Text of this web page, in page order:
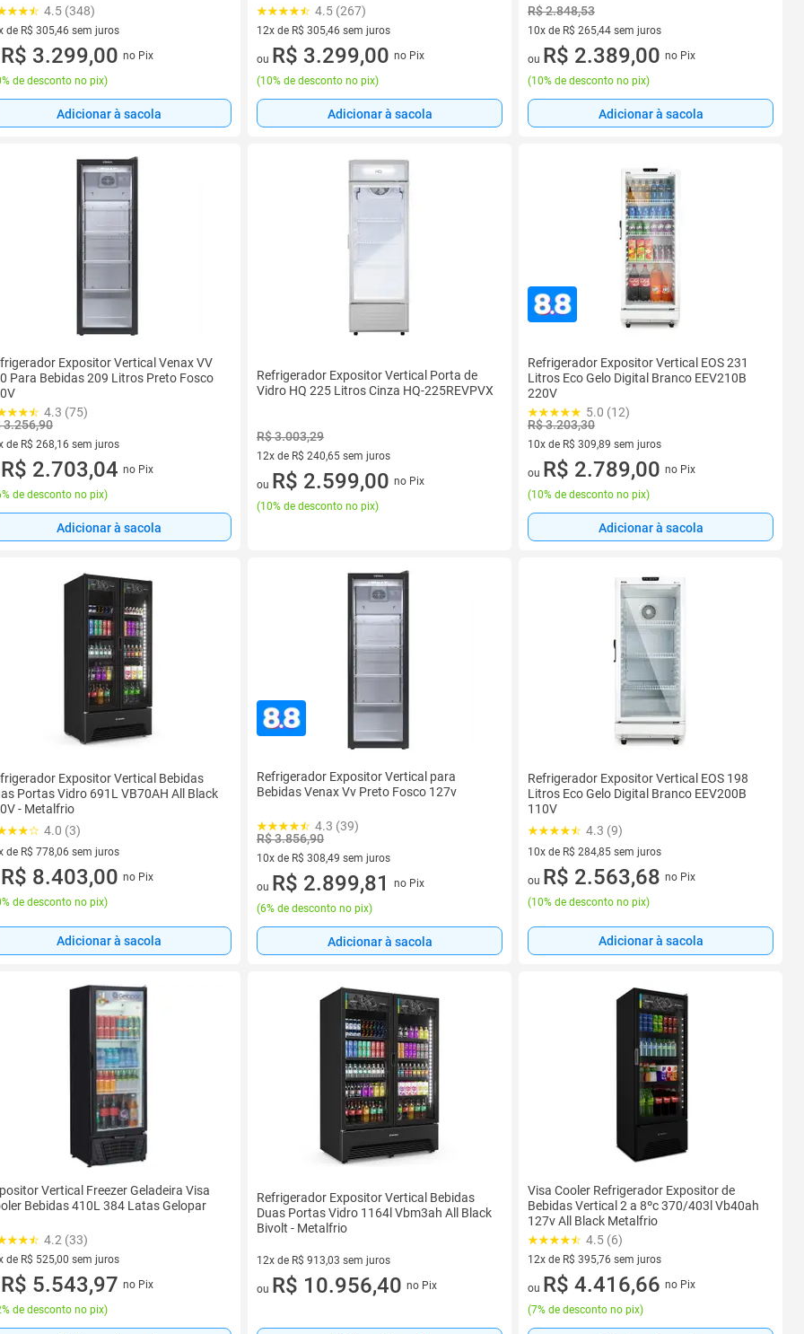
4.5 (348)
de R$ 305,46 sem juros
vez de R$ 305,46 sem juros
R$ 3.299,00 no Pix
de desconto no pix)
Adicionar à sacola
4.5 (267)
12x de R$ 305,46 sem juros
12 vez de R$ 305,46 sem juros
ou R$ 3.299,00 no Pix
(10% de desconto no pix)
Adicionar à sacola
R$ 2.848,53
10x de R$ 265,44 sem juros
10 vez de R$ 265,44 sem juros
ou R$ 2.389,00 no Pix
(10% de desconto no pix)
Adicionar à sacola
Expositor Vertical Venax VV
Para Bebidas 209 Litros Preto Fosco
4.3 (75)
3.256,90
de R$ 268,16 sem juros
vez de R$ 268,16 sem juros
R$ 2.703,04 no Pix
de desconto no pix)
Adicionar à sacola
Refrigerador Expositor Vertical Porta de
Vidro HQ 225 Litros Cinza HQ-225REVPVX
R$ 3.003,29
12x de R$ 240,65 sem juros
12 vez de R$ 240,65 sem juros
ou R$ 2.599,00 no Pix
(10% de desconto no pix)
Refrigerador Expositor Vertical EOS 231
Litros Eco Gelo Digital Branco EEV210B
220V
5.0 (12)
R$ 3.203,30
10x de R$ 309,89 sem juros
10 vez de R$ 309,89 sem juros
ou R$ 2.789,00 no Pix
(10% de desconto no pix)
Adicionar à sacola
Expositor Vertical Bebidas
Portas Vidro 691L VB70AH All Black
- Metalfrio
4.0 (3)
de R$ 778,06 sem juros
vez de R$ 778,06 sem juros
R$ 8.403,00 no Pix
de desconto no pix)
Adicionar à sacola
Refrigerador Expositor Vertical para
Bebidas Venax Vv Preto Fosco 127v
4.3 (39)
R$ 3.856,90
10x de R$ 308,49 sem juros
10 vez de R$ 308,49 sem juros
ou R$ 2.899,81
no Pix
(6% de desconto no pix)
Adicionar à sacola
Refrigerador Expositor Vertical EOS 198
Litros Eco Gelo Digital Branco EEV200B
110V
4.3 (9)
10x de R$ 284,85 sem juros
10 vez de R$ 284,85 sem juros
ou R$ 2.563,68 no Pix
(10% de desconto no pix)
Adicionar à sacola
Vertical Freezer Geladeira Visa
Bebidas 410L 384 Latas Gelopar
4.2 (33)
de R$ 525,00 sem juros
vez de R$ 525,00 sem juros
R$ 5.543,97 no Pix
de desconto no pix)
Refrigerador Expositor Vertical Bebidas
Duas Portas Vidro 1164l Vbm3ah All Black
Bivolt - Metalfrio
12x de R$ 913,03 sem juros
12 vez de R$ 913,03 sem juros
ou R$ 10.956,40 no Pix
Visa Cooler Refrigerador Expositor de
Bebidas Vertical 2 a 8ºc 370/403l Vb40ah
127v All Black Metalfrio
4.5 (6)
12x de R$ 395,76 sem juros
12 vez de R$ 395,76 sem juros
ou R$ 4.416,66 no Pix
(7% de desconto no pix)